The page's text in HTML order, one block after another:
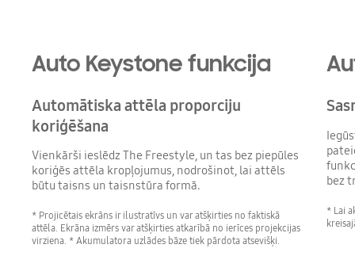
Auto Keystone funkcija
Automātiska attēla proporciju
koriģēšana
Vienkārši ieslēdz The Freestyle, un tas bez piepūles
koriģēs attēla kropļojumus, nodrošinot, lai attēls
būtu taisns un taisnstūra formā.
* Projicētais ekrāns ir ilustratīvs un var atšķirties no faktiskā
attēla. Ekrāna izmērs var atšķirties atkarībā no ierīces projekcijas
virziena. * Akumulatora uzlādes bāze tiek pārdota atsevišķi.
bez
* Lai